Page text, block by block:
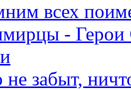
всех
- Герои
не забыт,